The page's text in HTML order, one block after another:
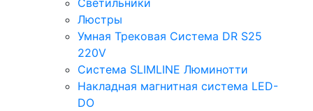
Люстры
Умная Трековая Система DR S25
220V
Система SLIMLINE Люминотти
Накладная магнитная система LED-
DO